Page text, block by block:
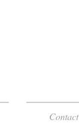
Contact